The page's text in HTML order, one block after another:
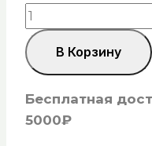
Количество
товара
Мыло
на
оливковом
масле
В Корзину
Бесплатная
5000₽